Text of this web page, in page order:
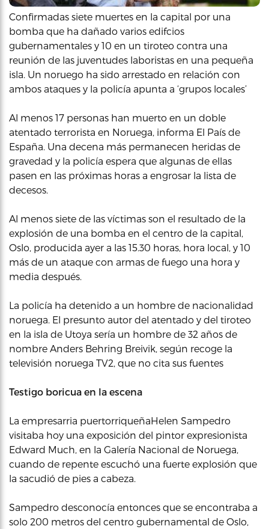
Confirmadas siete muertes en la capital por una
bomba que ha dañado varios edifcios
gubernamentales y 10 en un tiroteo contra una
reunión de las juventudes laboristas en una pequeña
isla. Un noruego ha sido arrestado en relación con
ambos ataques y la policía apunta a ‘grupos locales’
Al menos 17 personas han muerto en un doble
atentado terrorista en Noruega, informa El País de
España. Una decena más permanecen heridas de
gravedad y la policía espera que algunas de ellas
pasen en las próximas horas a engrosar la lista de
decesos.
Al menos siete de las víctimas son el resultado de la
explosión de una bomba en el centro de la capital,
Oslo, producida ayer a las 15.30 horas, hora local, y 10
más de un ataque con armas de fuego una hora y
media después.
La policía ha detenido a un hombre de nacionalidad
noruega. El presunto autor del atentado y del tiroteo
en la isla de Utoya sería un hombre de 32 años de
nombre Anders Behring Breivik, según recoge la
televisión noruega TV2, que no cita sus fuentes
Testigo boricua en la escena
La empresarria puertorriqueñaHelen Sampedro
visitaba hoy una exposición del pintor expresionista
Edward Much, en la Galería Nacional de Noruega,
cuando de repente escuchó una fuerte explosión que
la sacudió de pies a cabeza.
Sampedro desconocía entonces que se encontraba a
solo 200 metros del centro gubernamental de Oslo,